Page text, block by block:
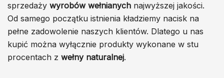
sprzedaży wyrobów wełnianych najwyższej jakości.
Od samego początku istnienia kładziemy nacisk na
pełne zadowolenie naszych klientów. Dlatego u nas
kupić można wyłącznie produkty wykonane w stu
procentach z wełny naturalnej.